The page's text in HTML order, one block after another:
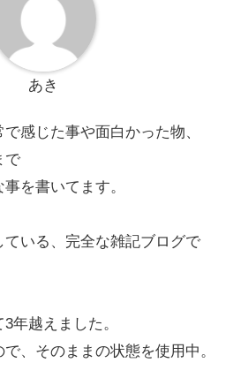
あき
感じた事や面白かった物、
で
を書いてます。
いる、完全な雑記ブログで
年越えました。
、そのままの状態を使用中。